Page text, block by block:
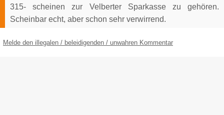
315- scheinen zur Velberter Sparkasse zu gehören.
Scheinbar echt, aber schon sehr verwirrend.
Melde den illegalen / beleidigenden / unwahren Kommentar